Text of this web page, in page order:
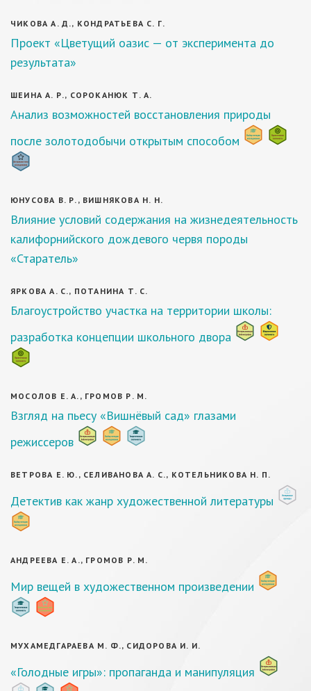
ЧИКОВА А. Д., КОНДРАТЬЕВА С. Г.
Проект «Цветущий оазис — от эксперимента до
результата»
ШЕИНА А. Р., СОРОКАНЮК Т. А.
Анализ возможностей восстановления природы
после золотодобычи открытым способом
ЮНУСОВА В. Р., ВИШНЯКОВА Н. Н.
Влияние условий содержания на жизнедеятельность
калифорнийского дождевого червя породы
«Старатель»
ЯРКОВА А. С., ПОТАНИНА Т. С.
Благоустройство участка на территории школы:
разработка концепции школьного двора
МОСОЛОВ Е. А., ГРОМОВ Р. М.
Взгляд на пьесу «Вишнёвый сад» глазами
режиссеров
ВЕТРОВА Е. Ю., СЕЛИВАНОВА А. С., КОТЕЛЬНИКОВА Н. П.
Детектив как жанр художественной литературы
АНДРЕЕВА Е. А., ГРОМОВ Р. М.
Мир вещей в художественном произведении
МУХАМЕДГАРАЕВА М. Ф., СИДОРОВА И. И.
«Голодные игры»: пропаганда и манипуляция